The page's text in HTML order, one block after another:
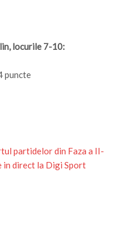
locurile 7-10:
puncte
partidelor din Faza a II-
in direct la Digi Sport